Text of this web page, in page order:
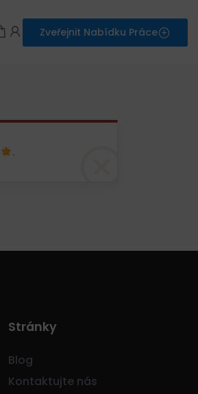
Zveřejnit Nabídku Práce
.
Stránky
Blog
Kontaktujte nás